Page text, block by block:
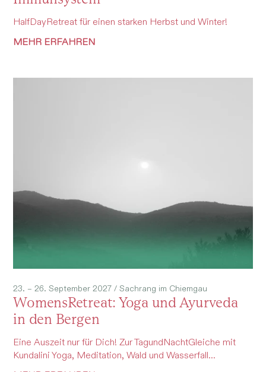
HalfDayRetreat für einen starken Herbst und Winter!
MEHR ERFAHREN
23. – 26. September 2027 /Sachrang im Chiemgau
WomensRetreat: Yoga und Ayurveda
in den Bergen
Eine Auszeit nur für Dich! Zur TagundNachtGleiche mit
Kundalini Yoga, Meditation, Wald und Wasserfall...